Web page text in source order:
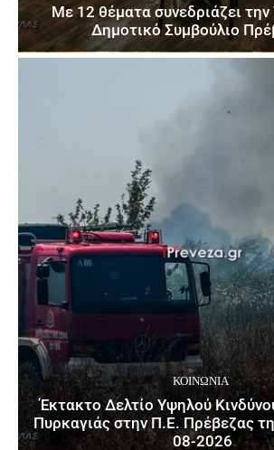
Με 12 θέματα συνεδριάζει
Δημοτικό Συμβούλιο
ΚΟΙΝΩΝΙΑ
Έκτακτο Δελτίο Υψηλού
Πυρκαγιάς στην Π.Ε. Πρέβεζας
08-2026